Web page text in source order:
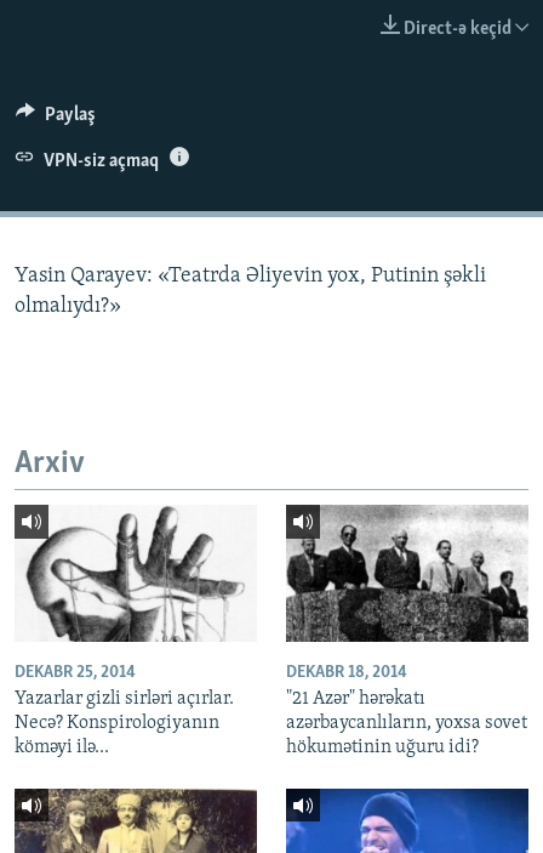
İZ - MƏDƏNIYYƏT PROQRAMI
MATERIALLARIMIZDAN ISTIFADƏ
AZADLIQRADIOSU MOBIL TELEFONUNUZDA
RFE/RL-in bütün saytları
Direct-ə keçid
Paylaş
VPN-siz açmaq
Yasin Qarayev: «Teatrda Əliyevin yox, Putinin şəkli
olmalıydı?»
Arxiv
DEKABR 25, 2014
Yazarlar gizli sirləri açırlar.
Necə? Konspirologiyanın
köməyi ilə...
DEKABR 18, 2014
"21 Azər" hərəkatı
azərbaycanlıların, yoxsa sovet
hökumətinin uğuru idi?